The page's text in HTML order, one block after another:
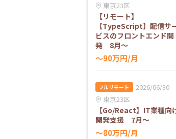
東京23区
【リモート】
【TypeScript】配信サ
ビスのフロントエンド開
発 8月～
〜90万円/月
フルリモート
2026/06/30
東京23区
【Go/React】IT業種向
開発支援 7月～
〜80万円/月